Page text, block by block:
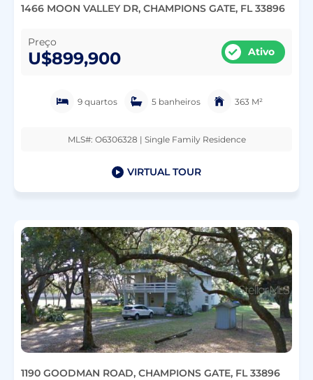
1466 MOON VALLEY DR, CHAMPIONS GATE, FL 33896
Preço
U$899,900 Ativo
9 quartos 5 banheiros 363 M²
MLS#: O6306328 | Single Family Residence
VIRTUAL TOUR
1190 GOODMAN ROAD, CHAMPIONS GATE, FL 33896